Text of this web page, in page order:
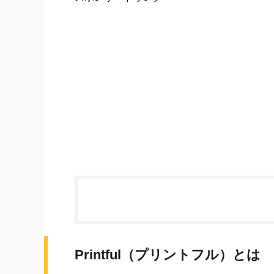
Printful（プリントフル）とは